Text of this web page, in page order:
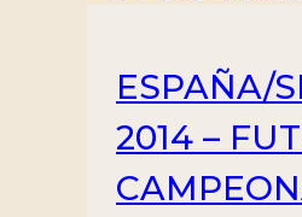
ESPAÑA/
2014 –